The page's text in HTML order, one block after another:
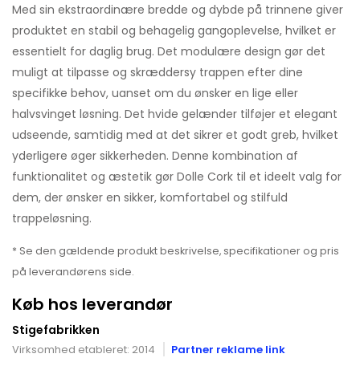
Med sin ekstraordinære bredde og dybde på trinnene giver
produktet en stabil og behagelig gangoplevelse, hvilket er
essentielt for daglig brug. Det modulære design gør det
muligt at tilpasse og skræddersy trappen efter dine
specifikke behov, uanset om du ønsker en lige eller
halvsvinget løsning. Det hvide gelænder tilføjer et elegant
udseende, samtidig med at det sikrer et godt greb, hvilket
yderligere øger sikkerheden. Denne kombination af
funktionalitet og æstetik gør Dolle Cork til et ideelt valg for
dem, der ønsker en sikker, komfortabel og stilfuld
trappeløsning.
* Se den gældende produkt beskrivelse, specifikationer og pris
på leverandørens side.
Køb hos leverandør
Stigefabrikken
Virksomhed etableret: 2014 Partner reklame link